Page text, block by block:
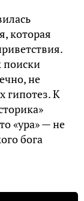
которая
поиски
не
гипотез. К
«ура» — не
бога